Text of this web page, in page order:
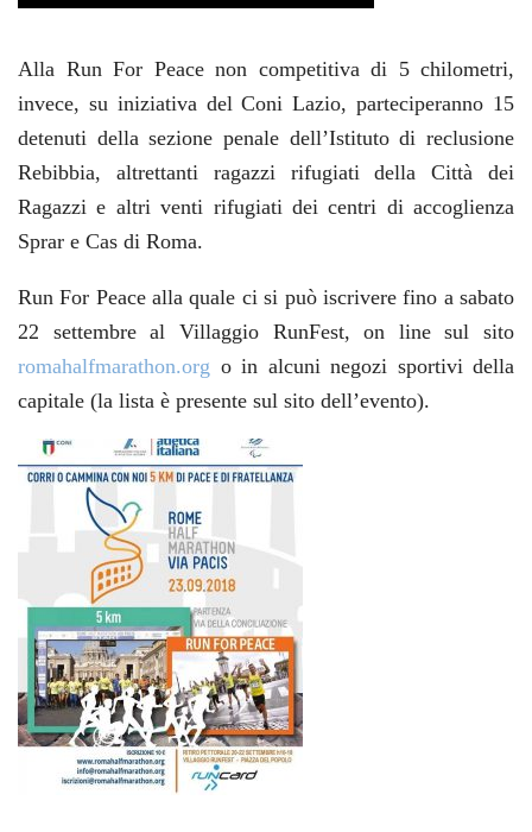
Alla Run For Peace non competitiva di 5 chilometri,
invece, su iniziativa del Coni Lazio, parteciperanno 15
detenuti della sezione penale dell’Istituto di reclusione
Rebibbia, altrettanti ragazzi rifugiati della Città dei
Ragazzi e altri venti rifugiati dei centri di accoglienza
Sprar e Cas di Roma.
Run For Peace alla quale ci si può iscrivere fino a sabato
22 settembre al Villaggio RunFest, on line sul sito
romahalfmarathon.org o in alcuni negozi sportivi della
capitale (la lista è presente sul sito dell’evento).